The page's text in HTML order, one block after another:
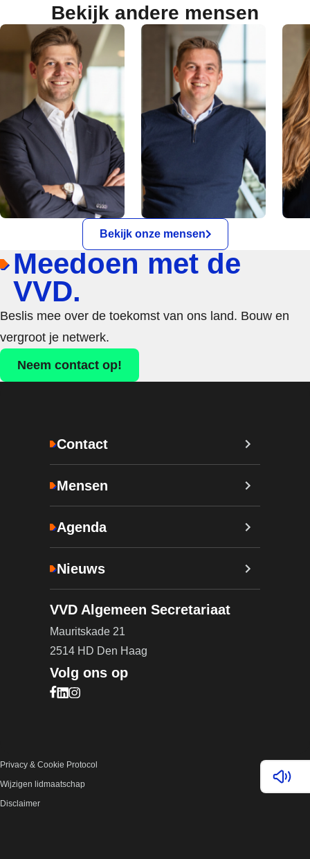
Bekijk andere mensen
Bekijk onze mensen
Lees
Meedoen met de
VVD.
Beslis mee over de toekomst van ons land. Bouw en
vergroot je netwerk.
Neem contact op!
Contact
Mensen
Agenda
Nieuws
VVD Algemeen Secretariaat
Mauritskade 21
2514 HD Den Haag
Volg ons op
Bezoek onze Facebook pagina (opent in nieuw
Bezoek onze LinkedIn pagina (opent in nieuw
Bezoek onze Instagram pagina (opent in
Privacy & Cookie Protocol
Wijzigen lidmaatschap
Disclaimer